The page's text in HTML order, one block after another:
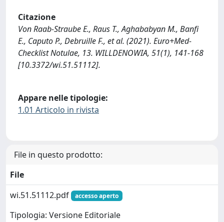
Citazione
Von Raab-Straube E., Raus T., Aghababyan M., Banfi
E., Caputo P., Debruille F., et al. (2021). Euro+Med-
Checklist Notulae, 13. WILLDENOWIA, 51(1), 141-168
[10.3372/wi.51.51112].
Appare nelle tipologie:
1.01 Articolo in rivista
File in questo prodotto:
File
wi.51.51112.pdf
accesso aperto
Tipologia: Versione Editoriale